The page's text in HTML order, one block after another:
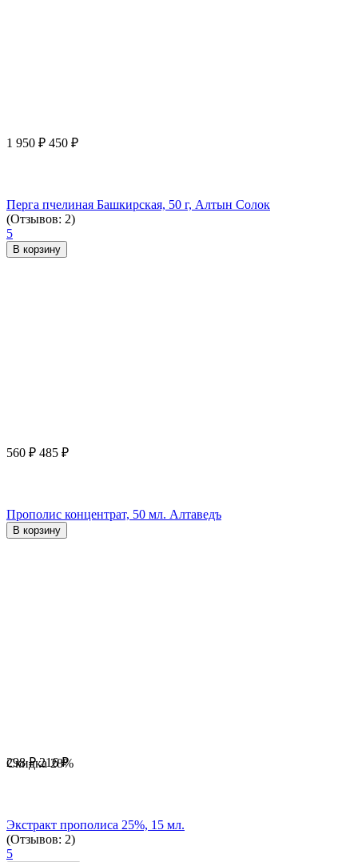
1 950 ₽ 450 ₽
Перга пчелиная Башкирская, 50 г, Алтын Солок
(Отзывов: 2)
5
В корзину
560 ₽ 485 ₽
Прополис концентрат, 50 мл. Алтаведъ
В корзину
Скидка28%
298 ₽ 216 ₽
Экстракт прополиса 25%, 15 мл.
(Отзывов: 2)
5